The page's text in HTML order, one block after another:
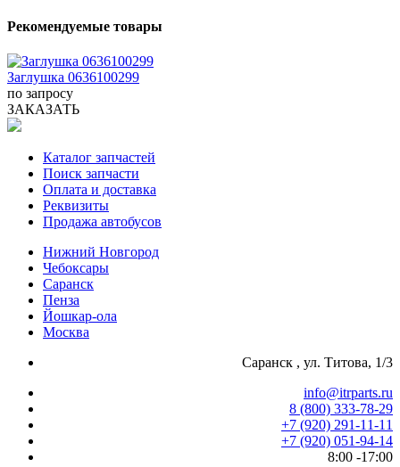
Рекомендуемые товары
Заглушка 0636100299
по запросу
ЗАКАЗАТЬ
Каталог запчастей
Поиск запчасти
Оплата и доставка
Реквизиты
Продажа автобусов
Нижний Новгород
Чебоксары
Саранск
Пенза
Йошкар-ола
Москва
Саранск , ул. Титова, 1/3
info@itrparts.ru
8 (800) 333-78-29
‪+7 (920) 291-11-11
+7 (920) 051-94-14
8:00 -17:00